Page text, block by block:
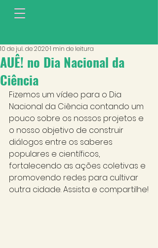
AUÊ! no Dia Nacional da
Ciência
10 de jul. de 20201 min de leitura
Fizemos um vídeo para o Dia
Nacional da Ciência contando um
pouco sobre os nossos projetos e
o nosso objetivo de construir
diálogos entre os saberes
populares e científicos,
fortalecendo as ações coletivas e
promovendo redes para cultivar
outra cidade. Assista e compartilhe!